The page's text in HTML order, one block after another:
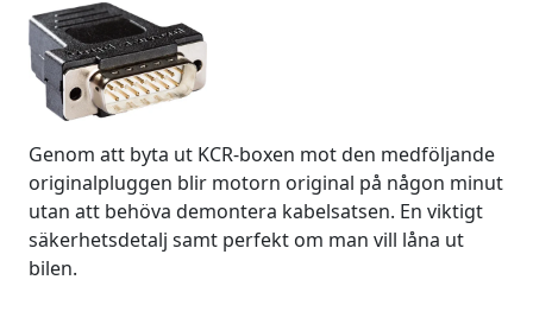
Genom att byta ut KCR-boxen mot den medföljande
originalpluggen blir motorn original på någon minut
utan att behöva demontera kabelsatsen. En viktigt
säkerhetsdetalj samt perfekt om man vill låna ut
bilen.